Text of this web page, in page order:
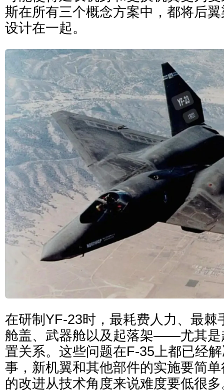
斯在所有三个概念方案中，都将后
设计在一起。
在研制YF-23时，最耗费人力、最棘
舱盖、武器舱以及起落架——尤其是
置关系。这些问题在F-35上都已经
事，新机翼和其他部件的实施要简
的改进从技术角度来说难度要低很多